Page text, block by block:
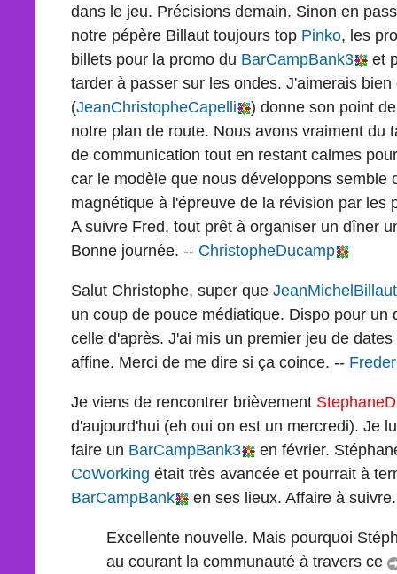
dans le jeu. Précisions demain. Sinon en
notre pépère Billaut toujours top Pinko, les
billets pour la promo du BarCampBank3
et
tarder à passer sur les ondes. J'aimerais
(JeanChristopheCapelli
) donne son point
notre plan de route. Nous avons vraiment du
de communication tout en restant calmes
car le modèle que nous développons semble
magnétique à l'épreuve de la révision par les
A suivre Fred, tout prêt à organiser un dîner
Bonne journée. -- ChristopheDucamp
Salut Christophe, super que JeanMichelBillaut
un coup de pouce médiatique. Dispo pour
celle d'après. J'ai mis un premier jeu de
affine. Merci de me dire si ça coince. --
Je viens de rencontrer brièvement
d'aujourd'hui (eh oui on est un mercredi). Je
faire un BarCampBank3
en février.
CoWorking était très avancée et pourrait à
BarCampBank
en ses lieux. Affaire à
Excellente nouvelle. Mais pourquoi
au courant la communauté à travers ce